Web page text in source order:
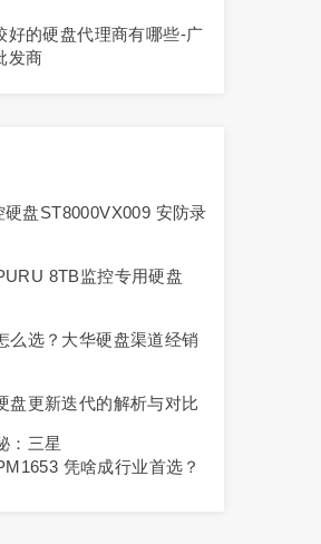
好的硬盘代理商有哪些-广
发商
盘ST8000VX009 安防录
8TB监控专用硬盘
么选？大华硬盘渠道经销
盘更新迭代的解析与对比
：三星
凭啥成行业首选？